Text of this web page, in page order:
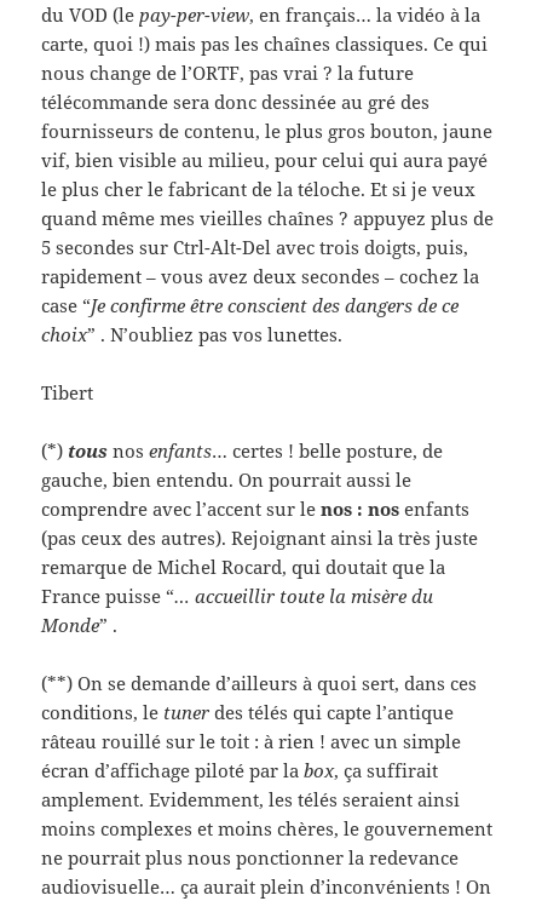
du VOD (lepay-per-view, en français… la vidéo à la
carte, quoi !) mais pas les chaînes classiques. Ce qui
nous change de l’ORTF, pas vrai ? la future
télécommande sera donc dessinée au gré des
fournisseurs de contenu, le plus gros bouton, jaune
vif, bien visible au milieu, pour celui qui aura payé
le plus cher le fabricant de la téloche. Et si je veux
quand même mes vieilles chaînes ? appuyez plus de
5 secondes sur Ctrl-Alt-Del avec trois doigts, puis,
rapidement – vous avez deux secondes – cochez la
case “Je confirme être conscient des dangers de ce
choix” . N’oubliez pas vos lunettes.
Tibert
(*) tousnosenfants… certes ! belle posture, de
gauche, bien entendu. On pourrait aussi le
comprendre avec l’accent sur lenos : nosenfants
(pas ceux des autres). Rejoignant ainsi la très juste
remarque de Michel Rocard, qui doutait que la
France puisse “… accueillir toute la misère du
Monde” .
(**) On se demande d’ailleurs à quoi sert, dans ces
conditions, le tuner des télés qui capte l’antique
râteau rouillé sur le toit : à rien ! avec un simple
écran d’affichage piloté par labox, ça suffirait
amplement. Evidemment, les télés seraient ainsi
moins complexes et moins chères, le gouvernement
ne pourrait plus nous ponctionner la redevance
audiovisuelle… ça aurait plein d’inconvénients ! On